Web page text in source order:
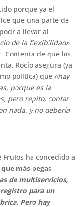
porque ya el
que una parte de
llevar al
de la flexibilidad»
Contenta de que los
Rocío asegura (ya
política) que «hay
porque es la
pero repito, contar
nada, y no debería
ha concedido a
más pegas
de multiservicios,
para un
Pero hay